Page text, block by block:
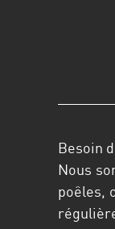
Besoin
Nous
poêles,